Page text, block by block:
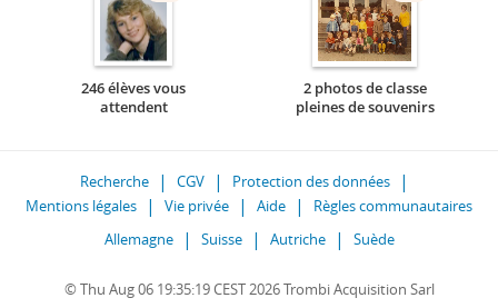
246 élèves vous
attendent
2 photos de classe
pleines de souvenirs
Recherche CGV
Protection des données
Mentions légales
Vie privée Aide
Règles communautaires
Allemagne
Suisse Autriche Suède
© Thu Aug 06 19:35:19 CEST 2026 Trombi Acquisition Sarl